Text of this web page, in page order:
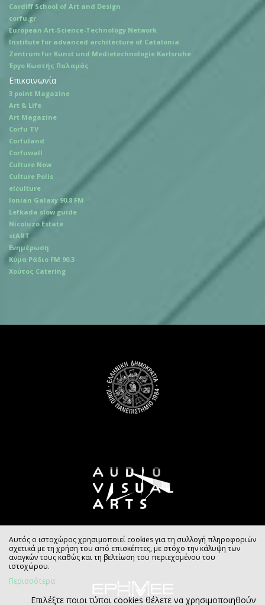
Cardiff School of Art and Design
corfu.gr
European Art-Science-Technology Network
Institute for advanced architecture of Catalonia
Zentrum fur Kunst und Medietechnologie Karlsruhe
Έργο Κωστής Παλαμάς
Επικοινωνία
3 point Magazine
Art & Life
Art Magazine
Corfu TV
Corfuland
Corfuwall
Culture Now
Culture Polis
elculture
Ionian Galaxy 90.8 FM
Lefkada slow guide
Nicoluzo Estate
stART
Ενημέρωση
Κύμα Ράδιο FM 90.3
Χούτος Catering
Αυτός ο ιστοχώρος χρησιμοποιεί cookies για τη συλλογή πληροφοριών
σχετικά με τη χρήση του από επισκέπτες, με στόχο την κάλυψη των
αναγκών τους καθώς και τη βελτίωση του περιεχομένου του
ιστοχώρου.
Περισσότερα
Επιλέξτε ποιοι τύποι cookies θέλετε να χρησιμοποιηθούν